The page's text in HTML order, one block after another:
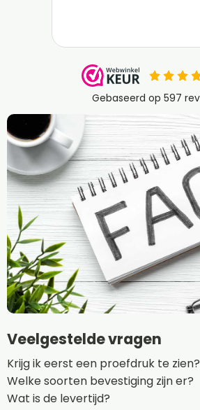
Veelgestelde vragen
Krijg ik eerst een proefdruk te zien?
Welke soorten bevestiging zijn er?
Wat is de levertijd?